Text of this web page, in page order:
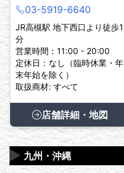
03-5919-6640
JR高槻駅 地下西口より徒歩1
分
営業時間：11:00 - 20:00
定休日：なし（臨時休業・年
末年始を除く）
取扱商材: すべて
店舗詳細・地図
九州・沖縄
▶